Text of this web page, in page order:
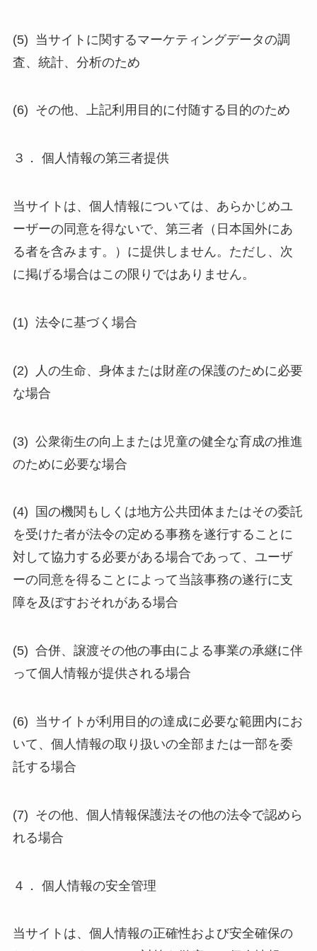
(5) 当サイトに関するマーケティングデータの調
査、統計、分析のため
(6) その他、上記利用目的に付随する目的のため
３． 個人情報の第三者提供
当サイトは、個人情報については、あらかじめユ
ーザーの同意を得ないで、第三者（日本国外にあ
る者を含みます。）に提供しません。ただし、次
に掲げる場合はこの限りではありません。
(1) 法令に基づく場合
(2) 人の生命、身体または財産の保護のために必要
な場合
(3) 公衆衛生の向上または児童の健全な育成の推進
のために必要な場合
(4) 国の機関もしくは地方公共団体またはその委託
を受けた者が法令の定める事務を遂行することに
対して協力する必要がある場合であって、ユーザ
ーの同意を得ることによって当該事務の遂行に支
障を及ぼすおそれがある場合
(5) 合併、譲渡その他の事由による事業の承継に伴
って個人情報が提供される場合
(6) 当サイトが利用目的の達成に必要な範囲内にお
いて、個人情報の取り扱いの全部または一部を委
託する場合
(7) その他、個人情報保護法その他の法令で認めら
れる場合
４． 個人情報の安全管理
当サイトは、個人情報の正確性および安全確保の